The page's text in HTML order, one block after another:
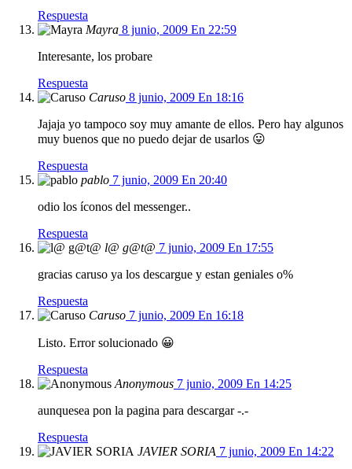
Respuesta
Mayra 8 junio, 2009 En 22:59
Interesante, los probare
Respuesta
Caruso 8 junio, 2009 En 18:16
Jajaja yo tampoco soy muy amante de ellos. Pero hay algunos
muy buenos que no puedo dejar de usarlos 😛
Respuesta
pablo 7 junio, 2009 En 20:40
odio los íconos del messenger..
Respuesta
l@ g@t@ 7 junio, 2009 En 17:55
gracias caruso ya los descargue y estan geniales o%
Respuesta
Caruso 7 junio, 2009 En 16:18
Listo. Error solucionado 😀
Respuesta
Anonymous 7 junio, 2009 En 14:25
aunquesea pon la pagina para descargar -.-
Respuesta
JAVIER SORIA 7 junio, 2009 En 14:22